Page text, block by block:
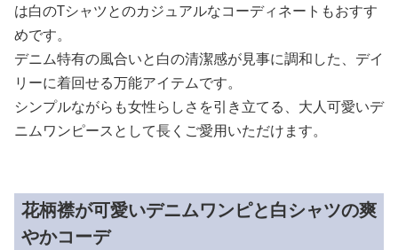
は白のTシャツとのカジュアルなコーディネートもおすす
めです。
デニム特有の風合いと白の清潔感が見事に調和した、デイ
リーに着回せる万能アイテムです。
シンプルながらも女性らしさを引き立てる、大人可愛いデ
ニムワンピースとして長くご愛用いただけます。
花柄襟が可愛いデニムワンピと白シャツの爽
やかコーデ